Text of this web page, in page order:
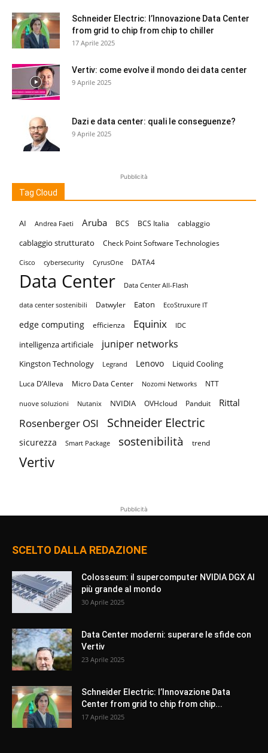
Schneider Electric: l’Innovazione Data Center
from grid to chip from chip to chiller
17 Aprile 2025
Vertiv: come evolve il mondo dei data center
9 Aprile 2025
Dazi e data center: quali le conseguenze?
9 Aprile 2025
Pubblicità
Tag Cloud
AI Andrea Faeti Aruba BCS BCS Italia cablaggio
cablaggio strutturato Check Point Software Technologies
Cisco cybersecurity CyrusOne DATA4
Data Center Data Center All-Flash
data center sostenibili Datwyler Eaton EcoStruxure IT
edge computing efficienza Equinix IDC
intelligenza artificiale juniper networks
Kingston Technology Legrand Lenovo Liquid Cooling
Luca D’Alleva Micro Data Center Nozomi Networks NTT
nuove soluzioni Nutanix NVIDIA OVHcloud Panduit Rittal
Rosenberger OSI Schneider Electric
sicurezza Smart Package sostenibilità trend
Vertiv
Pubblicità
SCELTO DALLA REDAZIONE
Colosseum: il supercomputer NVIDIA DGX AI
più grande al mondo
30 Aprile 2025
Data Center moderni: superare le sfide con
Vertiv
23 Aprile 2025
Schneider Electric: l’Innovazione Data
Center from grid to chip from chip...
17 Aprile 2025